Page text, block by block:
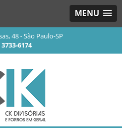
MENU
48 - São Paulo-SP
3733-6174